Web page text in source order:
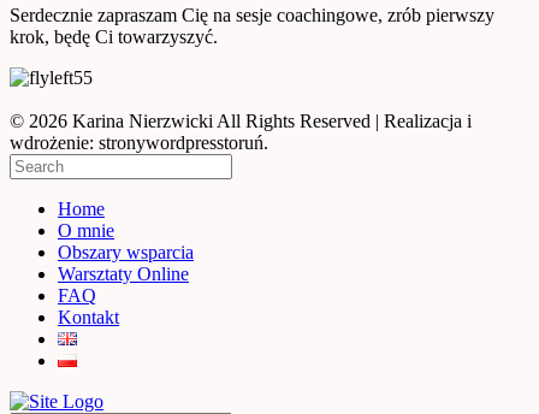
Serdecznie zapraszam Cię na sesje coachingowe, zrób pierwszy
krok, będę Ci towarzyszyć.
© 2026 Karina Nierzwicki All Rights Reserved | Realizacja i
wdrożenie: stronywordpresstoruń.
Home
O mnie
Obszary wsparcia
Warsztaty Online
FAQ
Kontakt